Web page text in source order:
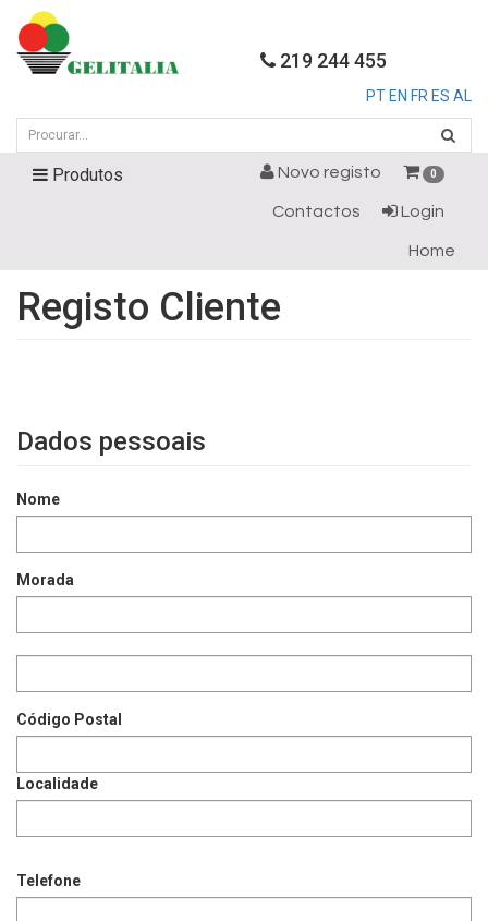
219 244 455
PT EN FR ES AL
Produtos 0
Novo registo
Login
Contactos
Home
Registo Cliente
Dados pessoais
Nome
Morada
Código Postal
Localidade
Telefone